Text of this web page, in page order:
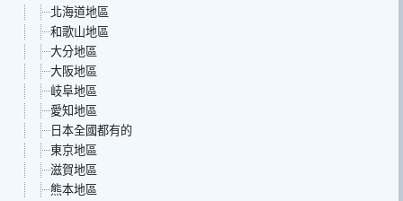
北海道地區
和歌山地區
大分地區
大阪地區
岐阜地區
愛知地區
日本全國都有的
東京地區
滋賀地區
熊本地區